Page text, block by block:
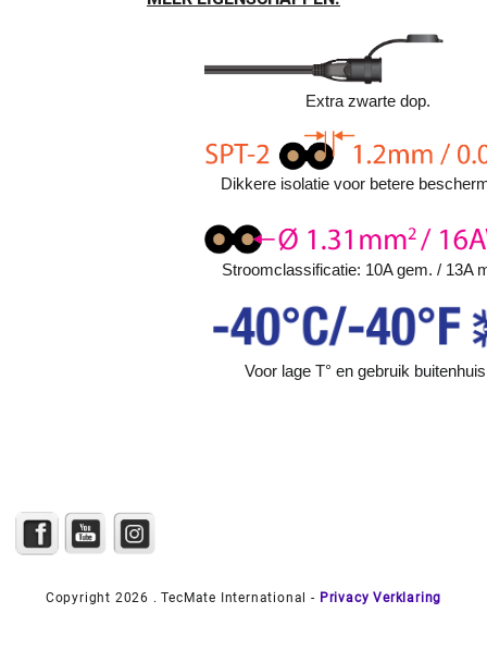
Extra zwarte dop.
Dikkere isolatie voor betere
Stroomclassificatie: 10A gem. / 13A
Voor lage T° en gebruik
Copyright 2026 . TecMate International - Privacy Verklaring